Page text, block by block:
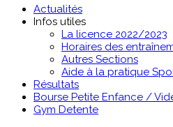
Actualités
Infos utiles
La licence 2022/2023
Horaires des
Autres Sections
Aide à la pratique
Résultats
Bourse Petite Enfance /
Gym Detente